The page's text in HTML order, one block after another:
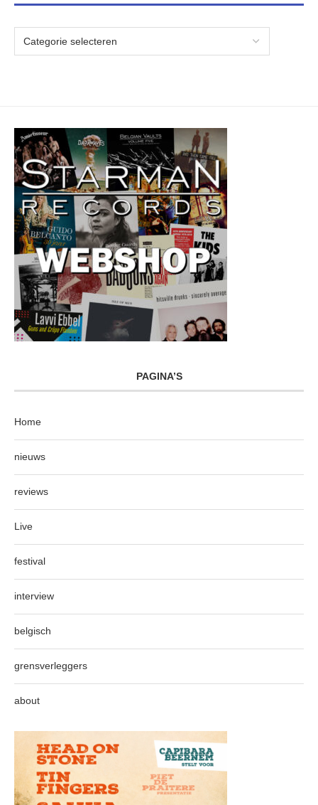
PAGINA’S
Home
nieuws
reviews
Live
festival
interview
belgisch
grensverleggers
about